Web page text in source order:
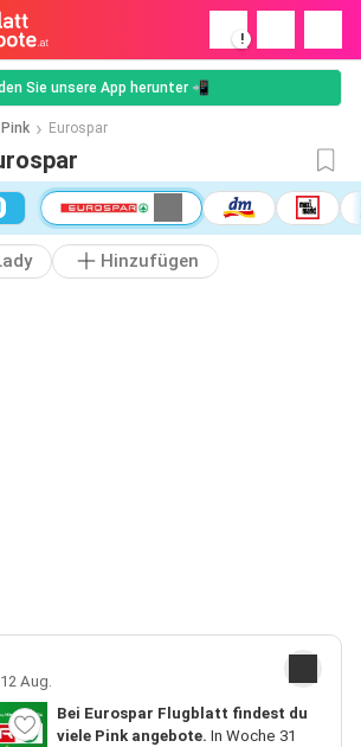
!
Sie unsere App herunter 📲
Pink Eurospar
Hinzufügen
Aug.
Bei Eurospar Flugblatt findest du
viele Pink angebote. In Woche 31